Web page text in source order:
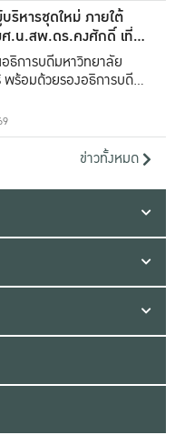
ริหารชุดใหม่ ภายใต้
.น.สพ.ดร.คงศักดิ์ เที่ยง
ธิการบดีมหาวิทยาลัย
ร้อมด้วยรองอธิการบดีทั้ง
ข่าวทั้งหมด